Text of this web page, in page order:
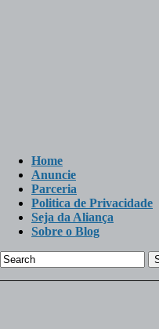
Home
Anuncie
Parceria
Politica de Privacidade
Seja da Aliança
Sobre o Blog